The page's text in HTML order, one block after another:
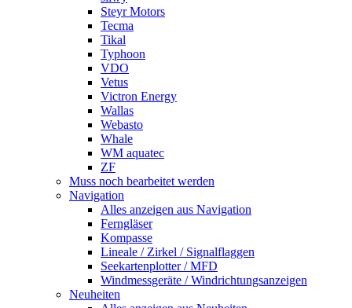
Steyr Motors
Tecma
Tikal
Typhoon
VDO
Vetus
Victron Energy
Wallas
Webasto
Whale
WM aquatec
ZF
Muss noch bearbeitet werden
Navigation
Alles anzeigen aus Navigation
Ferngläser
Kompasse
Lineale / Zirkel / Signalflaggen
Seekartenplotter / MFD
Windmessgeräte / Windrichtungsanzeigen
Neuheiten